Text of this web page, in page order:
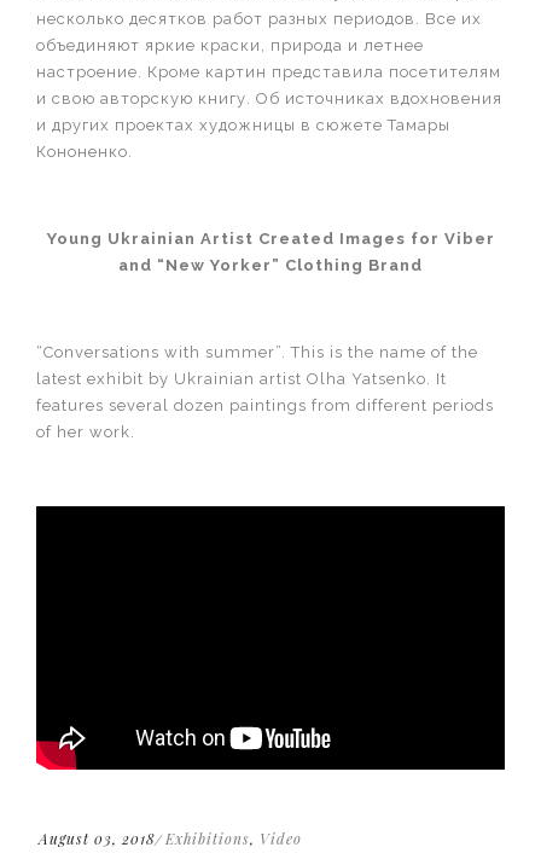
несколько десятков работ разных периодов. Все их
объединяют яркие краски, природа и летнее
настроение. Кроме картин представила посетителям
и свою авторскую книгу. Об источниках вдохновения
и других проектах художницы в сюжете Тамары
Кононенко.
Young Ukrainian Artist Created Images for Viber
and “New Yorker” Clothing Brand
“Conversations with summer”. This is the name of the
latest exhibit by Ukrainian artist Olha Yatsenko. It
features several dozen paintings from different periods
of her work.
August 03, 2018 Exhibitions, Video